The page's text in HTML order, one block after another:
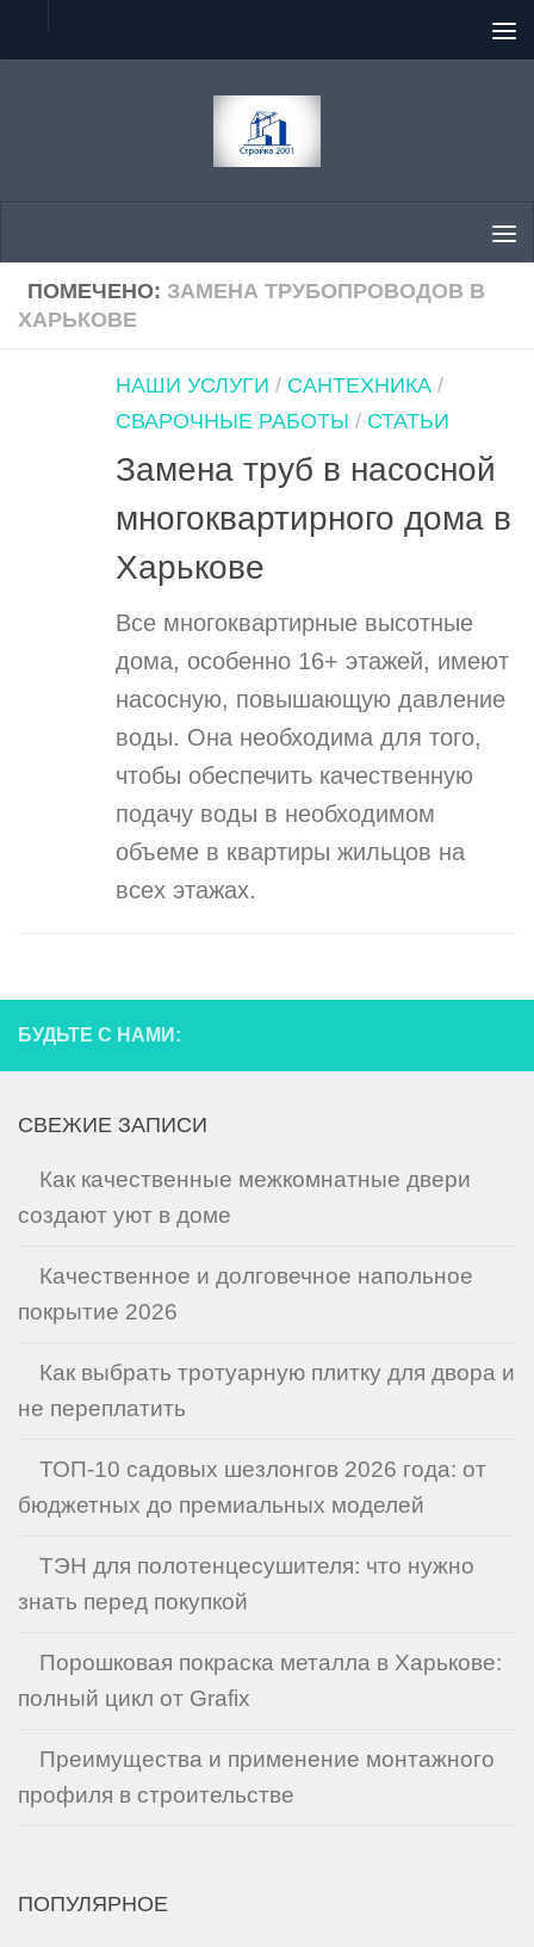
Перейти к содержимому
ПОМЕЧЕНО: ЗАМЕНА ТРУБОПРОВОДОВ В
ХАРЬКОВЕ
НАШИ УСЛУГИ / САНТЕХНИКА /
СВАРОЧНЫЕ РАБОТЫ / СТАТЬИ
Замена труб в насосной
многоквартирного дома в
Харькове
Все многоквартирные высотные
дома, особенно 16+ этажей, имеют
насосную, повышающую давление
воды. Она необходима для того,
чтобы обеспечить качественную
подачу воды в необходимом
объеме в квартиры жильцов на
всех этажах.
БУДЬТЕ С НАМИ:
СВЕЖИЕ ЗАПИСИ
Как качественные межкомнатные двери
создают уют в доме
Качественное и долговечное напольное
покрытие 2026
Как выбрать тротуарную плитку для двора и
не переплатить
ТОП-10 садовых шезлонгов 2026 года: от
бюджетных до премиальных моделей
ТЭН для полотенцесушителя: что нужно
знать перед покупкой
Порошковая покраска металла в Харькове:
полный цикл от Grafix
Преимущества и применение монтажного
профиля в строительстве
ПОПУЛЯРНОЕ